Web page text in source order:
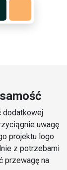
dodatkowej
uwagę
projektu logo
z potrzebami
przewagę na